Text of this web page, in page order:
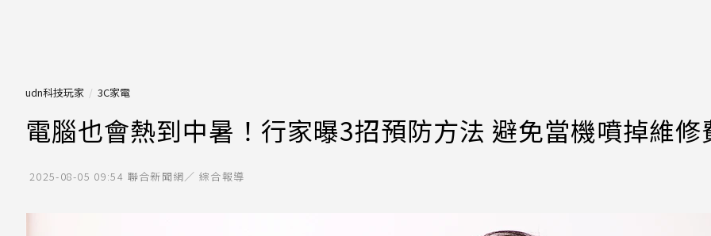
udn科技玩家 3C家電
電腦也會熱到中暑！行家曝3招預防方法 避免當機噴掉維修
2025-08-05 09:54 聯合新聞網／ 綜合報導